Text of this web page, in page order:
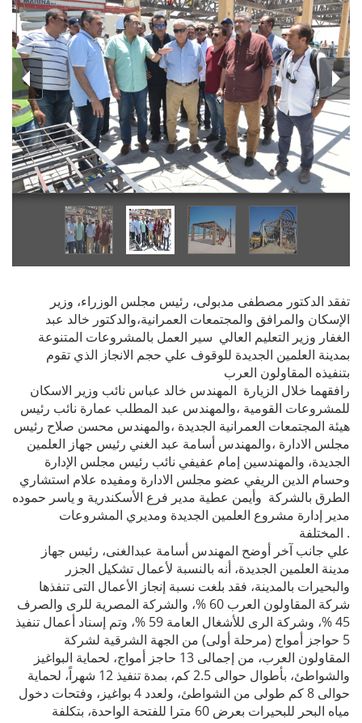
تفقد الدكتور مصطفى مدبولى، رئيس مجلس الوزراء، وزير
الإسكان والمرافق والمجتمعات العمرانية،والدكتور خالد عبد
الغفار وزير التعليم العالي سير العمل بالمشروعات المتنوعة
بمدينة العلمين الجديدة للوقوف علي حجم الانجاز الذي تقوم
بتنفيذه المقاولون العرب
للمشروعات القومية ،والمهندس عبد المطلب عمارة نائب رئيس
هيئة المجتمعات العمرانية الجديدة ،والمهندس محسن صلاح رئيس
مجلس الادارة ،والمهندس أسامة عبد الغني رئيس جهاز العلمين
الجديدة، والمهندسين إمام عفيفي نائب رئيس مجلس الإدارة
وحسام الدين الريفي عضو مجلس الادارة ومفيده علام استشاري
الطرق بالشركة وأيمن عطية مدير فرع الأسكندرية و ياسر حموده
مدير إدارة مشروع العلمين الجديدة ومديري المشروعات
المختلفة .
علي جانب آخر أوضح المهندس أسامة عبدالغنى، رئيس جهاز
مدينة العلمين الجديدة، أنه بالنسبة لأعمال تشكيل الجزر
والبحيرات بالمدينة، فقد بلغت نسبة إنجاز الأعمال التى تنفذها
شركة المقاولون العرب 60 %، والشركة المصرية للرى والصرف
45 %، وشركة الرى للأشغال العامة 59 %، وتم إسناد أعمال تنفيذ
5 حواجز أمواج (مرحلة أولى) من الجهة الشرقية لشركة
المقاولون العرب، من إجمالى 13 حاجز أمواج، لحماية البواغيز
والشواطئ، بأطوال حوالى 2.5 كم، بمدة تنفيذ 12 شهراً، لحماية
حوالى 8 كم طولى من الشواطئ، ولعدد 4 بواغيز، وفتحات دخول
مياه البحر للبحيرات بعرض 60 مترا للفتحة الواحدة، بتكلفة